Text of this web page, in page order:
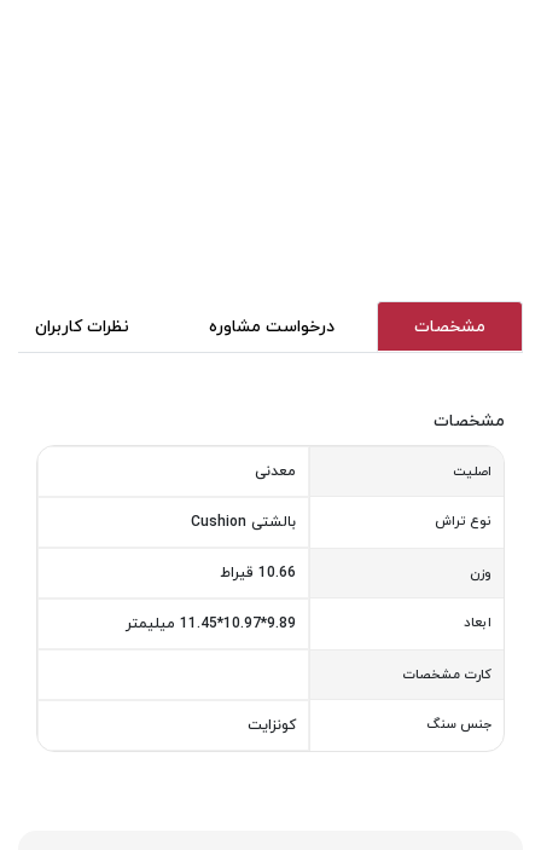
مشخصات درخواست مشاوره نظرات کاربران
مشخصات
اصلیت معدنی
نوع تراش بالشتی Cushion
وزن 10.66 قیراط
ابعاد 9.89*10.97*11.45 میلیمتر
کارت مشخصات
جنس سنگ کونزایت